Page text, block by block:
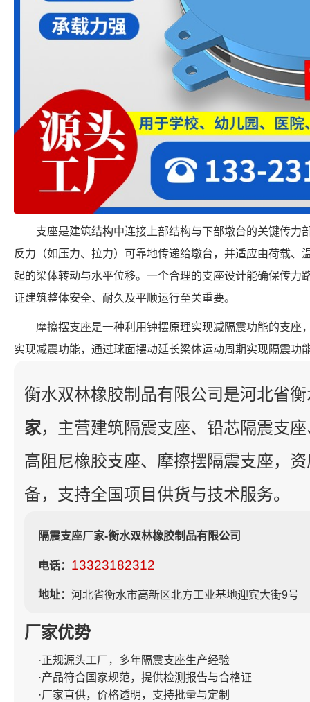
支座是建筑结构中连接上部结构与下部墩台的关键传力
反力（如压力、拉力）可靠地传递给墩台，并适应由荷载、
起的梁体转动与水平位移。一个合理的支座设计能确保传力
证建筑整体安全、耐久及平顺运行至关重要。
摩擦摆支座是一种利用钟摆原理实现减隔震功能的支座
实现减震功能，通过球面摆动延长梁体运动周期实现隔震功
衡水双林橡胶制品有限公司是河北省
家，主营建筑隔震支座、铅芯隔震支
高阻尼橡胶支座、摩擦摆隔震支座，
备，支持全国项目供货与技术服务。
隔震支座厂家-衡水双林橡胶制品有限公司
电话： 13323182312
地址： 河北省衡水市高新区北方工业基地迎宾大街9号
厂家优势
·正规源头工厂，多年隔震支座生产经验
·产品符合国家规范，提供检测报告与合格证
·厂家直供，价格透明，支持批量与定制